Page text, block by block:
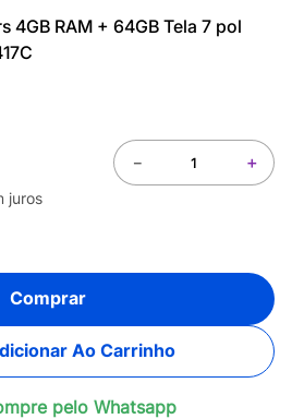
4GB RAM + 64GB Tela 7 pol
juros
＋
－
Comprar
Ao Carrinho
pelo Whatsapp